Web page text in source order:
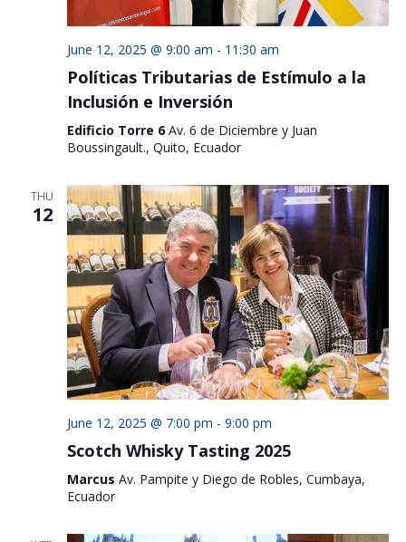
June 12, 2025 @ 9:00 am - 11:30 am
Políticas Tributarias de Estímulo a la
Inclusión e Inversión
Edificio Torre 6 Av. 6 de Diciembre y Juan
Boussingault., Quito, Ecuador
THU
12
June 12, 2025 @ 7:00 pm - 9:00 pm
Scotch Whisky Tasting 2025
Marcus Av. Pampite y Diego de Robles, Cumbaya,
Ecuador